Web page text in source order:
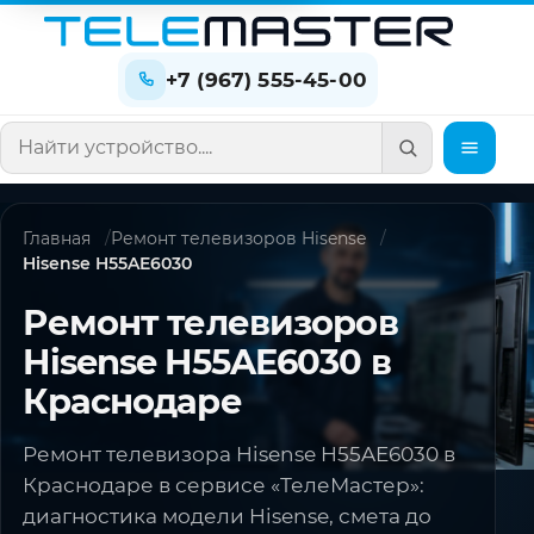
+7 (967) 555-45-00
Поиск по сайту
Главная
Ремонт телевизоров Hisense
Hisense H55AE6030
Ремонт телевизоров
Hisense H55AE6030 в
Краснодаре
Ремонт телевизора Hisense H55AE6030 в
Краснодаре в сервисе «ТелеМастер»:
диагностика модели Hisense, смета до